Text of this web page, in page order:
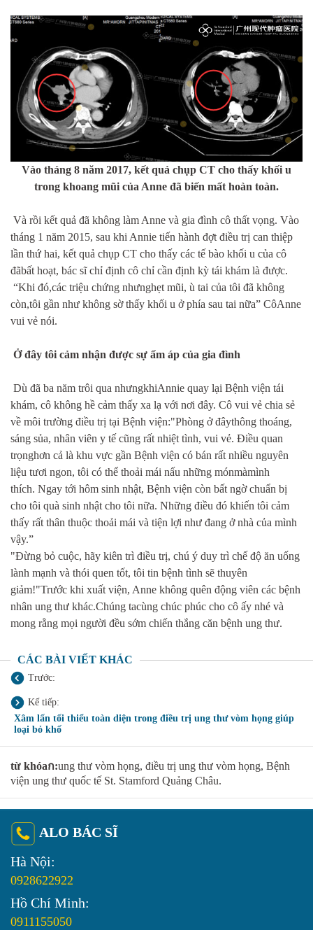
Vào tháng 8 năm 2017, kết quả chụp CT cho thấy khối u
trong khoang mũi của Anne đã biến mất hoàn toàn.
Và rồi kết quả đã không làm Anne và gia đình cô thất vọng. Vào
tháng 1 năm 2015, sau khi Annie tiến hành đợt điều trị can thiệp
lần thứ hai, kết quả chụp CT cho thấy các tế bào khối u của cô
đãbất hoạt, bác sĩ chỉ định cô chỉ cần định kỳ tái khám là được.
“Khi đó,các triệu chứng nhưnghẹt mũi, ù tai của tôi đã không
còn,tôi gần như không sờ thấy khối u ở phía sau tai nữa” CôAnne
vui vẻ nói.
Ở đây tôi cảm nhận được sự ấm áp của gia đình
Dù đã ba năm trôi qua nhưngkhiAnnie quay lại Bệnh viện tái
khám, cô không hề cảm thấy xa lạ với nơi đây. Cô vui vẻ chia sẻ
về môi trường điều trị tại Bệnh viện:"Phòng ở đâythông thoáng,
sáng sủa, nhân viên y tế cũng rất nhiệt tình, vui vẻ. Điều quan
trọnghơn cả là khu vực gần Bệnh viện có bán rất nhiều nguyên
liệu tươi ngon, tôi có thể thoải mái nấu những mónmàmình
thích. Ngay tới hôm sinh nhật, Bệnh viện còn bất ngờ chuẩn bị
cho tôi quà sinh nhật cho tôi nữa. Những điều đó khiến tôi cảm
thấy rất thân thuộc thoải mái và tiện lợi như đang ở nhà của mình
vậy.”
"Đừng bỏ cuộc, hãy kiên trì điều trị, chú ý duy trì chế độ ăn uống
lành mạnh và thói quen tốt, tôi tin bệnh tình sẽ thuyên
giảm!"Trước khi xuất viện, Anne không quên động viên các bệnh
nhân ung thư khác.Chúng tacùng chúc phúc cho cô ấy nhé và
mong rằng mọi người đều sớm chiến thắng căn bệnh ung thư.
CÁC BÀI VIẾT KHÁC
Trước:
Kế tiếp:
Xâm lấn tối thiểu toàn diện trong điều trị ung thư vòm họng giúp
loại bỏ khố
từ khóaก:ung thư vòm họng, điều trị ung thư vòm họng, Bệnh
viện ung thư quốc tế St. Stamford Quảng Châu.
ALO BÁC SĨ
Hà Nội:
0928622922
Hồ Chí Minh:
0911155050